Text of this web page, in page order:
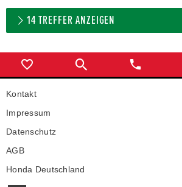
14 TREFFER ANZEIGEN
Kontakt
Impressum
Datenschutz
AGB
Honda Deutschland